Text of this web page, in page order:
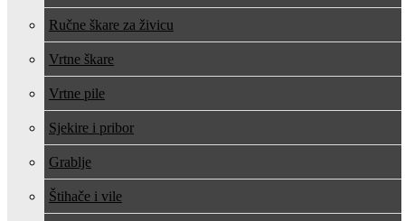
Ručne škare za živicu
Vrtne škare
Vrtne pile
Sjekire i pribor
Grablje
Štihače i vile